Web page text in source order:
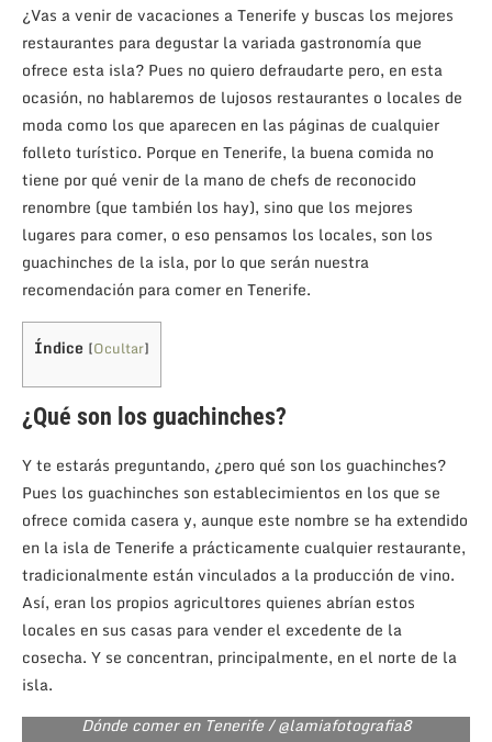
¿Vas a venir de vacaciones a Tenerife y buscas los mejores
restaurantes para degustar la variada gastronomía que
ofrece esta isla? Pues no quiero defraudarte pero, en esta
ocasión, no hablaremos de lujosos restaurantes o locales de
moda como los que aparecen en las páginas de cualquier
folleto turístico. Porque en Tenerife, la buena comida no
tiene por qué venir de la mano de chefs de reconocido
renombre (que también los hay), sino que los mejores
lugares para comer, o eso pensamos los locales, son los
guachinches de la isla, por lo que serán nuestra
recomendación para comer en Tenerife.
Índice [Ocultar]
¿Qué son los guachinches?
Y te estarás preguntando, ¿pero qué son los guachinches?
Pues los guachinches son establecimientos en los que se
ofrece comida casera y, aunque este nombre se ha extendido
en la isla de Tenerife a prácticamente cualquier restaurante,
tradicionalmente están vinculados a la producción de vino.
Así, eran los propios agricultores quienes abrían estos
locales en sus casas para vender el excedente de la
cosecha. Y se concentran, principalmente, en el norte de la
isla.
Dónde comer en Tenerife / @lamiafotografia8